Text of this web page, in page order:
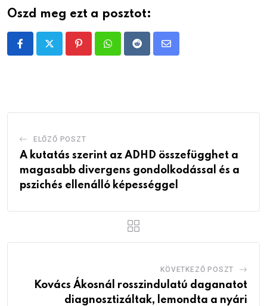
Oszd meg ezt a posztot:
PinterestWhatsappRedditShare
ELŐZŐ POSZT
A kutatás szerint az ADHD összefügghet a
magasabb divergens gondolkodással és a
pszichés ellenálló képességgel
KÖVETKEZŐ POSZT
Kovács Ákosnál rosszindulatú daganatot
diagnosztizáltak, lemondta a nyári